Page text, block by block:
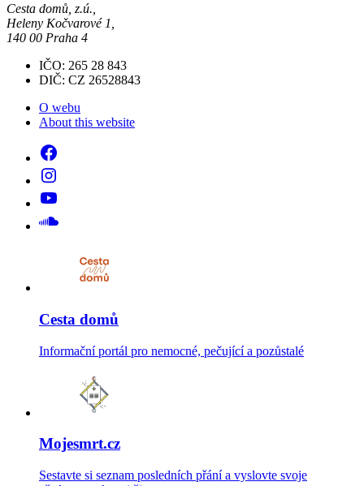
Cesta domů, z.ú.,
Heleny Kočvarové 1,
140 00 Praha 4
IČO: 265 28 843
DIČ: CZ 26528843
O webu
About this website
Cesta domů
Informační portál pro nemocné, pečující a pozůstalé
Mojesmrt.cz
Sestavte si seznam posledních přání a vyslovte svoje